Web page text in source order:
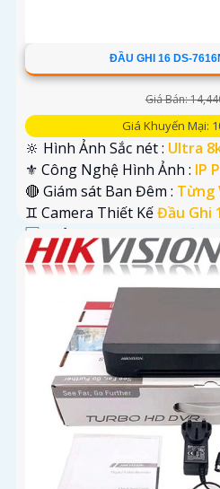
ĐẦU GHI 16 DS-
Giá Bán:
Giá Khuyến Mại:
🔆 Hình Ảnh Sắc nét : Ultra
⚜️ Công Nghệ Hình Ảnh : IP
🔴 Giám sát Ban Đêm : Từng
♊ Camera Thiết KếĐầu Ghi
️🆑 Khả Năng : Công Nghệ AI.